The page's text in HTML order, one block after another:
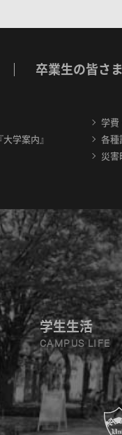
卒業生の皆さ
学案内』
学
各種
災害
学生生活
CAMPUS LIFE